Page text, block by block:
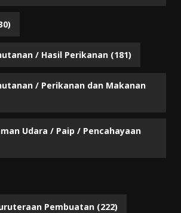
/ Hasil Perikanan (181)
/ Perikanan dan Makanan
Udara / Paip / Pencahayaan
Pembuatan (222)